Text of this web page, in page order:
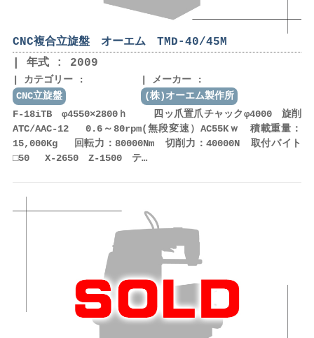
CNC複合立旋盤 オーエム TMD-40/45M
年式 : 2009
カテゴリー :
CNC立旋盤
メーカー :
(株)オーエム製作所
F-18iTB φ4550×2800ｈ 四ッ爪置爪チャックφ4000 旋削
ATC/AAC-12 0.6～80rpm(無段変速）AC55Kｗ 積載重量：
15,000Kg 回転力：80000Nm 切削力：40000N 取付バイト
□50 X-2650 Z-1500 テ…